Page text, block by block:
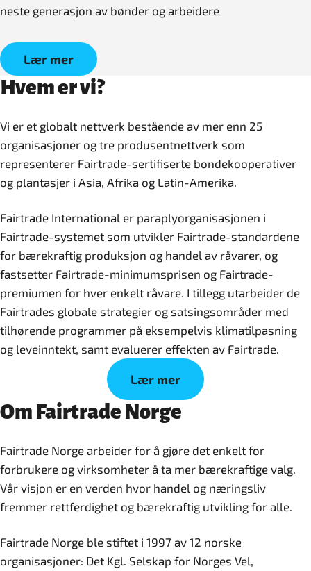
neste generasjon av bønder og arbeidere
Lær mer
Hvem er vi?
Vi er et globalt nettverk bestående av mer enn 25
organisasjoner og tre produsentnettverk som
representerer Fairtrade-sertifiserte bondekooperativer
og plantasjer i Asia, Afrika og Latin-Amerika.
Fairtrade International er paraplyorganisasjonen i
Fairtrade-systemet som utvikler Fairtrade-standardene
for bærekraftig produksjon og handel av råvarer, og
fastsetter Fairtrade-minimumsprisen og Fairtrade-
premiumen for hver enkelt råvare. I tillegg utarbeider de
Fairtrades globale strategier og satsingsområder med
tilhørende programmer på eksempelvis klimatilpasning
og leveinntekt, samt evaluerer effekten av Fairtrade.
Lær mer
Om Fairtrade Norge
Fairtrade Norge arbeider for å gjøre det enkelt for
forbrukere og virksomheter å ta mer bærekraftige valg.
Vår visjon er en verden hvor handel og næringsliv
fremmer rettferdighet og bærekraftig utvikling for alle.
Fairtrade Norge ble stiftet i 1997 av 12 norske
organisasjoner: Det Kgl. Selskap for Norges Vel,